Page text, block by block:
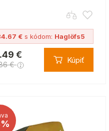
€s kódom: Haglöfs5
€
€ Kúpiť